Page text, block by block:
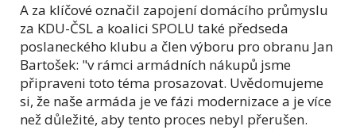
A za klíčové označil zapojení domácího průmyslu
za KDU-ČSL a koalici SPOLU také předseda
poslaneckého klubu a člen výboru pro obranu Jan
Bartošek: "v rámci armádních nákupů jsme
připraveni toto téma prosazovat. Uvědomujeme
si, že naše armáda je ve fázi modernizace a je více
než důležité, aby tento proces nebyl přerušen.